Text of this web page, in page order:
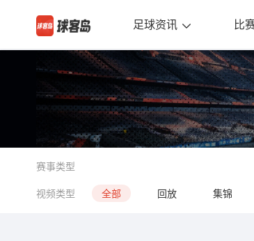
足球资讯 比
赛事类型
视频类型 全部 回放 集锦